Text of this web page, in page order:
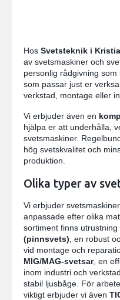
Hos Svetsteknik i
av svetsmaskiner och
personlig rådgivning
som passar just er
verkstad, montage eller
Vi erbjuder även en
hjälpa er att underhålla,
svetsmaskiner.
hög svetskvalitet och
produktion.
Olika typer av
Vi erbjuder
anpassade efter olika
sortiment finns utrustning
(pinnsvets) , en robust
vid montage och
MIG/MAG-svetsar, en
inom industri och
stabil ljusbåge. För
viktigt erbjuder vi även